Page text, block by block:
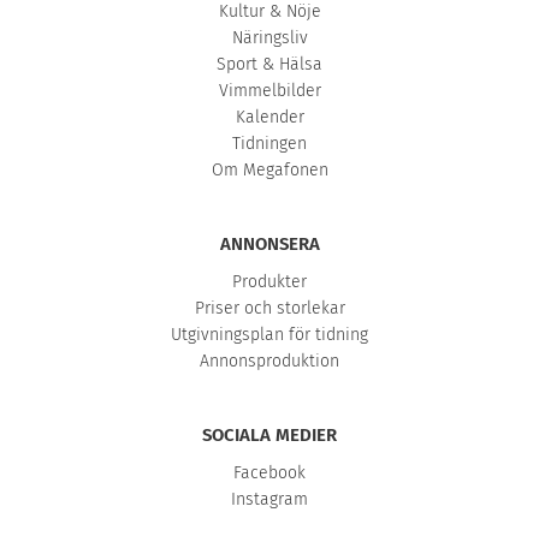
Kultur & Nöje
Näringsliv
Sport & Hälsa
Vimmelbilder
Kalender
Tidningen
Om Megafonen
ANNONSERA
Produkter
Priser och storlekar
Utgivningsplan för tidning
Annonsproduktion
SOCIALA MEDIER
Facebook
Instagram